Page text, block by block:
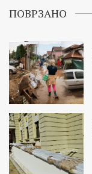
ПОВРЗАНО